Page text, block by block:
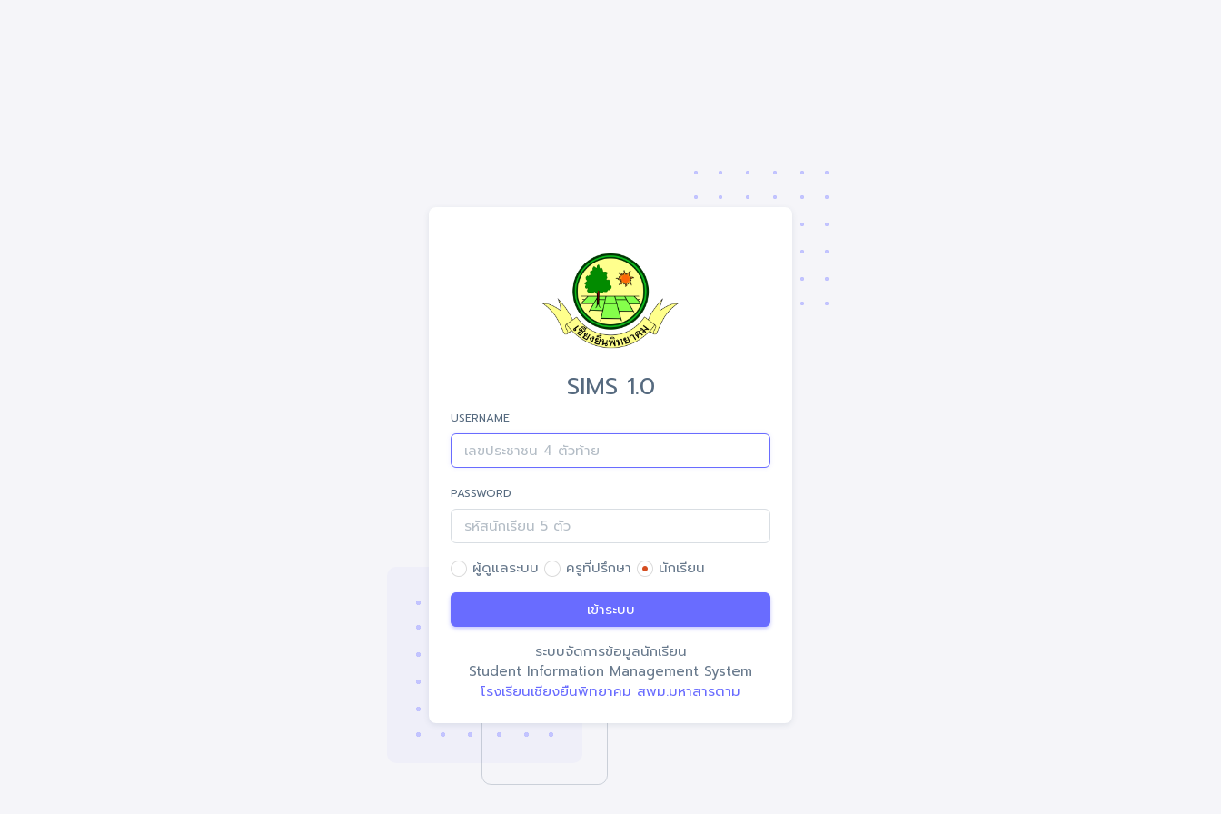
SIMS 1.0
USERNAME
PASSWORD
ผู้ดูแลระบบ ครูที่ปรึกษา นักเรียน
เข้าระบบ
ระบบจัดการข้อมูลนักเรียน
Student Information Management System
โรงเรียนเชียงยืนพิทยาคม สพม.มหาสารตาม